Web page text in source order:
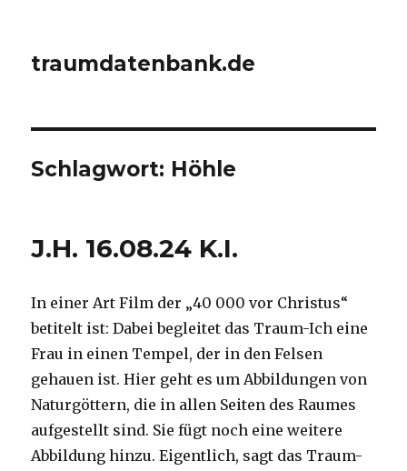
traumdatenbank.de
Schlagwort: Höhle
J.H. 16.08.24 K.I.
In einer Art Film der „40 000 vor Christus“
betitelt ist: Dabei begleitet das Traum-Ich eine
Frau in einen Tempel, der in den Felsen
gehauen ist. Hier geht es um Abbildungen von
Naturgöttern, die in allen Seiten des Raumes
aufgestellt sind. Sie fügt noch eine weitere
Abbildung hinzu. Eigentlich, sagt das Traum-